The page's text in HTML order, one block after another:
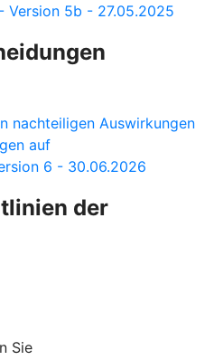
Version 5b - 27.05.2025
nachteiligen Auswirkungen
auf
6 - 30.06.2026
der
Sie